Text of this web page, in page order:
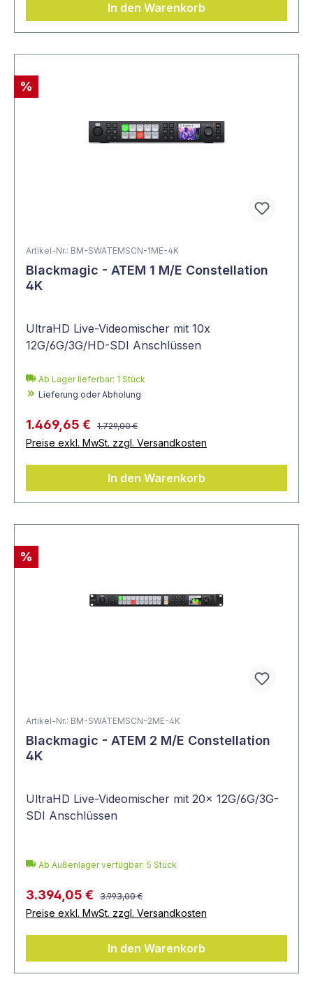
In den Warenkorb
%
Artikel-Nr.: BM-SWATEMSCN-1ME-4K
Blackmagic - ATEM 1 M/E Constellation
4K
UltraHD Live-Videomischer mit 10x
12G/6G/3G/HD-SDI Anschlüssen
Ab Lager lieferbar: 1 Stück
Lieferung oder Abholung
1.469,65 € 1.729,00 €
Preise exkl. MwSt. zzgl. Versandkosten
In den Warenkorb
%
Artikel-Nr.: BM-SWATEMSCN-2ME-4K
Blackmagic - ATEM 2 M/E Constellation
4K
UltraHD Live-Videomischer mit 20x 12G/6G/3G-
SDI Anschlüssen
Ab Außenlager verfügbar: 5 Stück
3.394,05 € 3.993,00 €
Preise exkl. MwSt. zzgl. Versandkosten
In den Warenkorb